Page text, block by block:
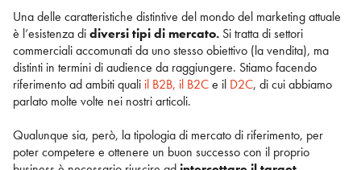
Una delle caratteristiche distintive del mondo del marketing attuale
è l’esistenza didiversi tipi di mercato. Si tratta di settori
commerciali accomunati da uno stesso obiettivo (la vendita), ma
distinti in termini di audience da raggiungere. Stiamo facendo
riferimento ad ambiti quali il B2B, il B2Ce il D2C, di cui abbiamo
parlato molte volte nei nostri articoli.
Qualunque sia, però, la tipologia di mercato di riferimento, per
poter competere e ottenere un buon successo con il proprio